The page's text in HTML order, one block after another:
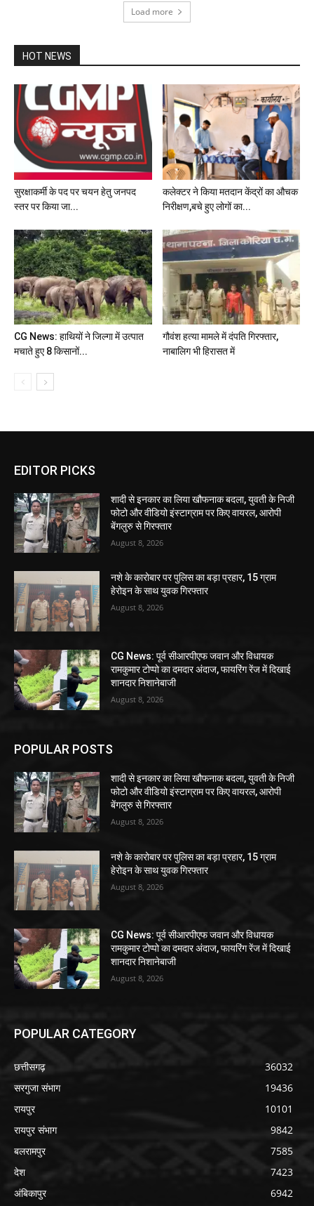
Load more
HOT NEWS
सुरक्षाकर्मी के पद पर चयन हेतु जनपद
स्तर पर किया जा...
कलेक्टर ने किया मतदान केंद्रों का औचक
निरीक्षण,बचे हुए लोगों का...
CG News: हाथियों ने जिल्गा में उत्पात
मचाते हुए 8 किसानों...
गौवंश हत्या मामले में दंपति गिरफ्तार,
नाबालिग भी हिरासत में
EDITOR PICKS
शादी से इनकार का लिया खौफनाक बदला, युवती के निजी
फोटो और वीडियो इंस्टाग्राम पर किए वायरल, आरोपी
बेंगलुरु से गिरफ्तार
August 8, 2026
नशे के कारोबार पर पुलिस का बड़ा प्रहार, 15 ग्राम
हेरोइन के साथ युवक गिरफ्तार
August 8, 2026
CG News: पूर्व सीआरपीएफ जवान और विधायक
रामकुमार टोप्पो का दमदार अंदाज, फायरिंग रेंज में दिखाई
शानदार निशानेबाजी
August 8, 2026
POPULAR POSTS
शादी से इनकार का लिया खौफनाक बदला, युवती के निजी
फोटो और वीडियो इंस्टाग्राम पर किए वायरल, आरोपी
बेंगलुरु से गिरफ्तार
August 8, 2026
नशे के कारोबार पर पुलिस का बड़ा प्रहार, 15 ग्राम
हेरोइन के साथ युवक गिरफ्तार
August 8, 2026
CG News: पूर्व सीआरपीएफ जवान और विधायक
रामकुमार टोप्पो का दमदार अंदाज, फायरिंग रेंज में दिखाई
शानदार निशानेबाजी
August 8, 2026
POPULAR CATEGORY
छत्तीसगढ़
36032
सरगुजा संभाग
19436
रायपुर
10101
रायपुर संभाग
9842
बलरामपुर
7585
देश
7423
अंबिकापुर
6942